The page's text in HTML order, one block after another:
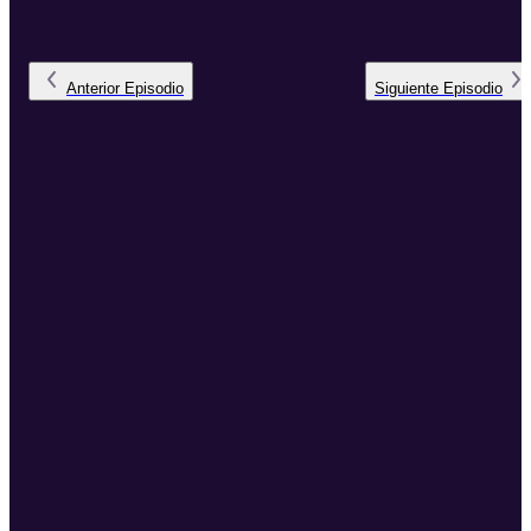
Anterior Episodio Siguiente Episodio